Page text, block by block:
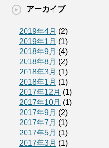
アーカイブ
2019年4月 (2)
2019年1月 (1)
2018年9月 (4)
2018年8月 (2)
2018年3月 (1)
2018年1月 (1)
2017年12月 (1)
2017年10月 (1)
2017年9月 (2)
2017年7月 (1)
2017年5月 (1)
2017年3月 (1)